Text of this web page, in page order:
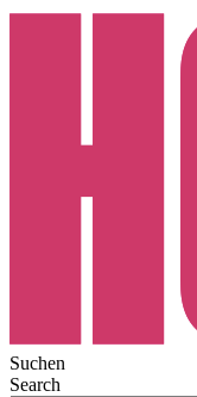
Suchen
Search